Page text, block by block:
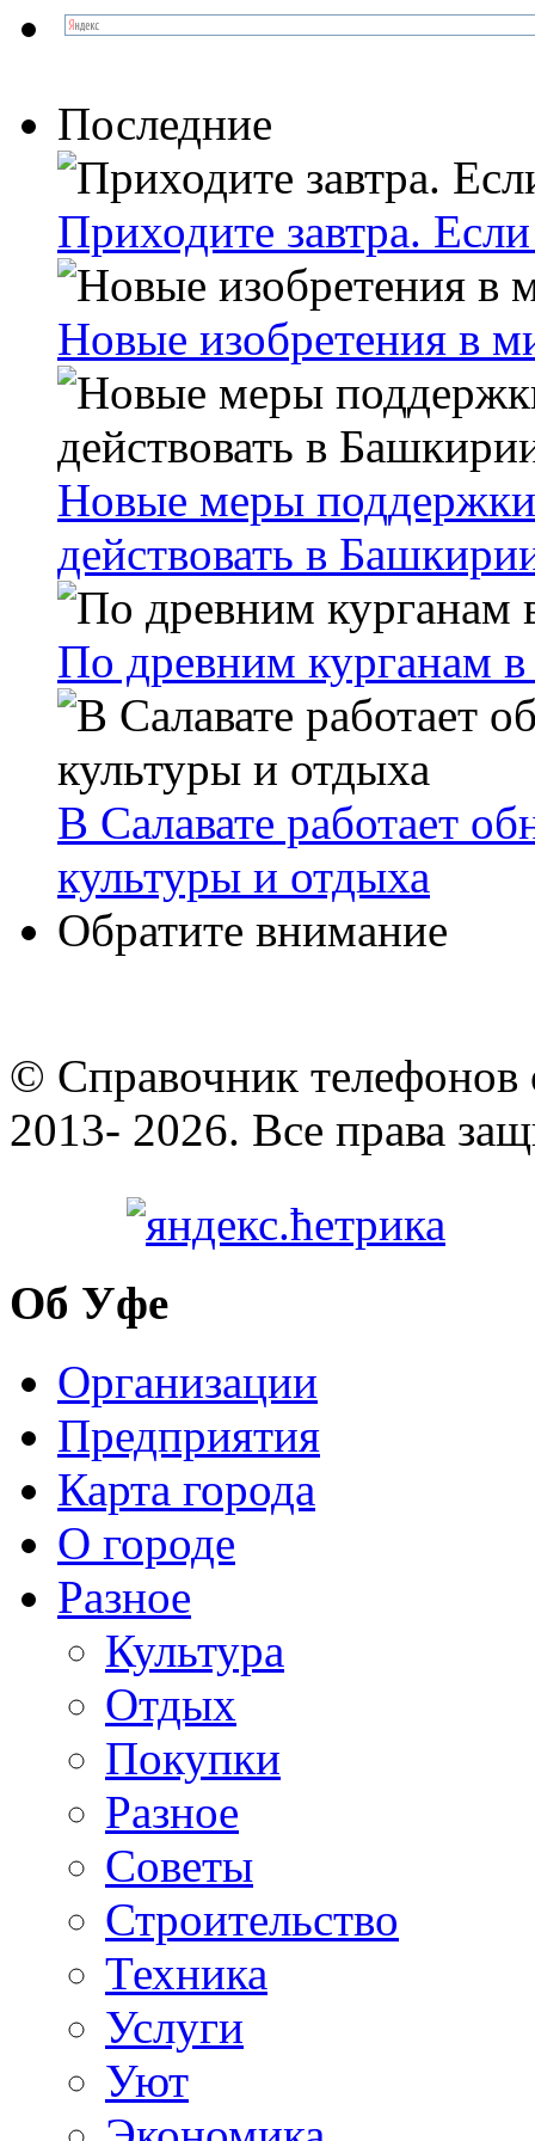
Последние
Приходите завтра.
Новые изобретения в
Новые меры
действовать в
По древним курганам
В Салавате работает
культуры и отдыха
Обратите внимание
© Cправочник телефонов
2013- 2026. Все права
Об Уфе
Организации
Предприятия
Карта города
О городе
Разное
Культура
Отдых
Покупки
Разное
Советы
Строительство
Техника
Услуги
Уют